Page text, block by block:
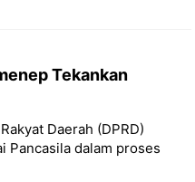
Tekankan
Daerah (DPRD)
Pancasila dalam proses